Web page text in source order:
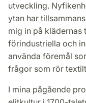
utveckling.
ytan har
mig in på
förindustriella och
använda föremål
frågor som rör
I mina pågående